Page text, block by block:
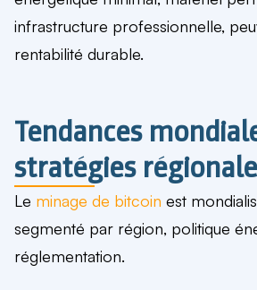
infrastructure professionnelle,
rentabilité durable.
Tendances
stratégies
Le minage de bitcoin est
segmenté par région, politique
réglementation.